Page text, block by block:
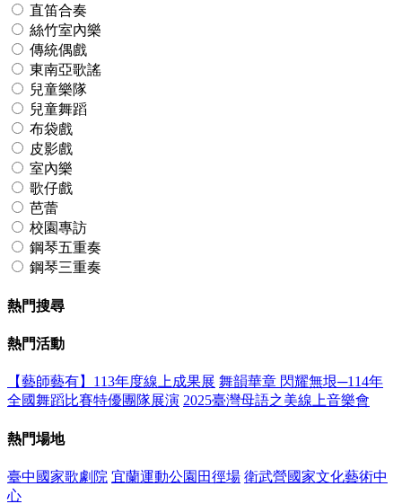
直笛合奏
絲竹室內樂
傳統偶戲
東南亞歌謠
兒童樂隊
兒童舞蹈
布袋戲
皮影戲
室內樂
歌仔戲
芭蕾
校園專訪
鋼琴五重奏
鋼琴三重奏
熱門搜尋
熱門活動
【藝師藝有】113年度線上成果展 舞韻華章 閃耀無垠─114年
全國舞蹈比賽特優團隊展演 2025臺灣母語之美線上音樂會
熱門場地
臺中國家歌劇院 宜蘭運動公園田徑場 衛武營國家文化藝術中
心